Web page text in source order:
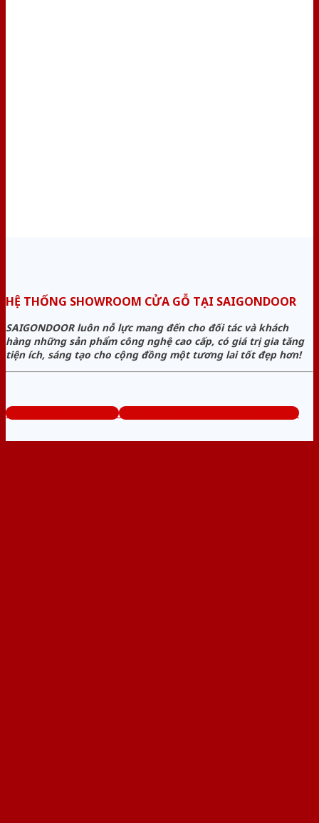
HỆ THỐNG SHOWROOM CỬA GỖ TẠI SAIGONDOOR
SAIGONDOOR luôn nỗ lực mang đến cho đối tác và khách
hàng những sản phẩm công nghệ cao cấp, có giá trị gia tăng
tiện ích, sáng tạo cho cộng đồng một tương lai tốt đẹp hơn!
www.bancuagodep.com Tổng đài tư vấn miễn phí: 0824.400.400